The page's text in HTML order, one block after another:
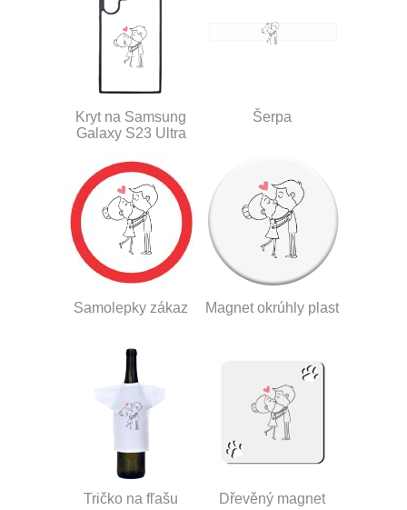
Kryt na Samsung
Galaxy S23 Ultra
Šerpa
Samolepky zákaz Magnet okrúhly plast
Tričko na fľašu Dřevěný magnet